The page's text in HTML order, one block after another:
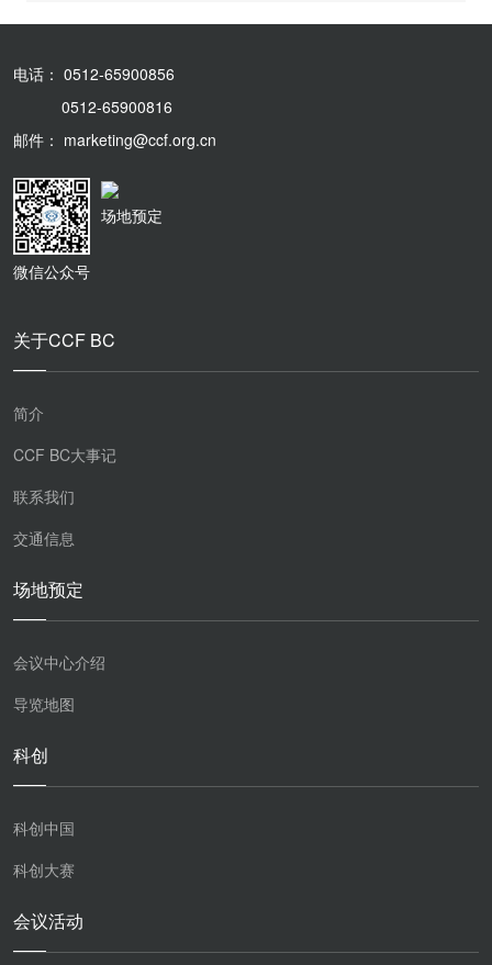
电话： 0512-65900856
0512-65900816
邮件： marketing@ccf.org.cn
微信公众号
场地预定
关于CCF BC
简介
CCF BC大事记
联系我们
交通信息
场地预定
会议中心介绍
导览地图
科创
科创中国
科创大赛
会议活动